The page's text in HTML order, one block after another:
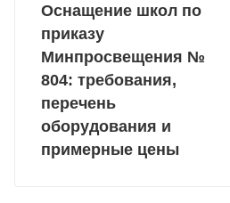
Оснащение школ по
приказу
Минпросвещения №
804: требования,
перечень
оборудования и
примерные цены